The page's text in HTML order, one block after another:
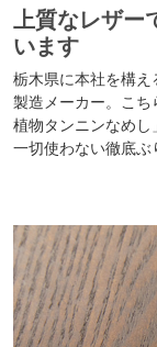
上質なレザー
います
栃木県に本社を構
製造メーカー。こ
植物タンニンなめ
一切使わない徹底ぶ